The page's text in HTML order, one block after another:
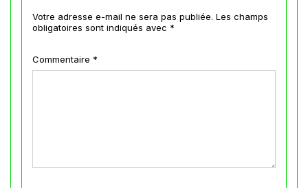
Votre adresse e-mail ne sera pas publiée. Les champs
obligatoires sont indiqués avec *
Commentaire *